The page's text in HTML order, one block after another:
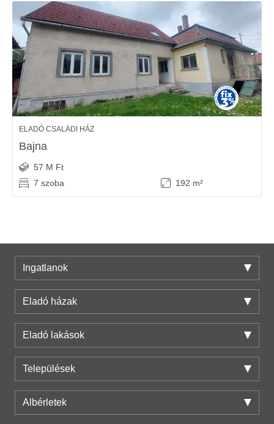
ELADÓ CSALÁDI HÁZ
Bajna
57 M Ft
7 szoba
192 m²
Ingatlanok
Eladó házak
Eladó lakások
Települések
Albérletek